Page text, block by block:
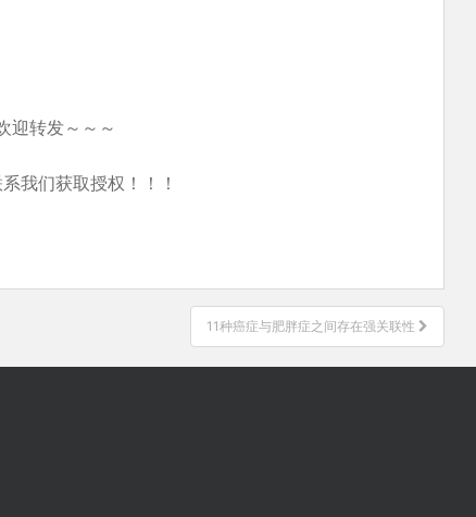
迎转发～～～
我们获取授权！！！
11种癌症与肥胖症之间存在强关联性